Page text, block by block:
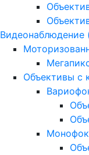
Видеонаблюдение
Объективы с